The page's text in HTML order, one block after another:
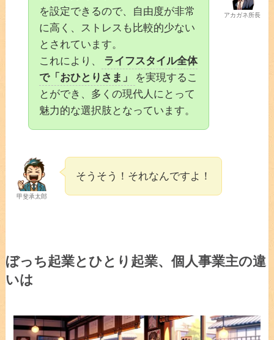
アカガネ所長
を設定できるので、自由度が非常
に高く、ストレスも比較的少ない
とされています。
これにより、
ライフスタイル全体
で「おひとりさま」
を実現するこ
とができ、多くの現代人にとって
魅力的な選択肢となっています。
甲斐承太郎
そうそう！それなんですよ！
ぼっち起業とひとり起業、個人事業主の違
いは